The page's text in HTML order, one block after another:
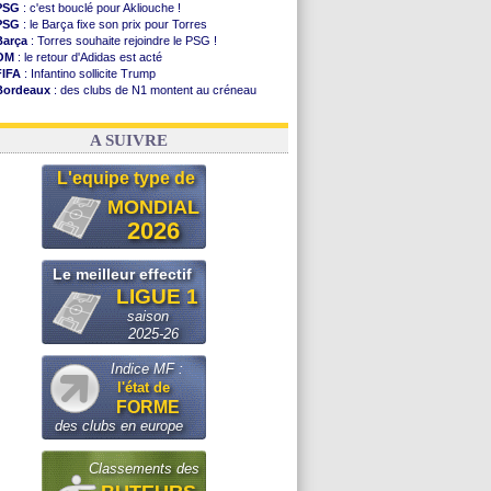
: c'est bouclé pour Akliouche !
: le Barça fixe son prix pour Torres
: Torres souhaite rejoindre le PSG !
: le retour d'Adidas est acté
: Infantino sollicite Trump
: des clubs de N1 montent au créneau
: le démenti de Leipzig pour Diomandé
A SUIVRE
L'equipe type de
MONDIAL
2026
Le meilleur effectif
LIGUE 1
saison
2025-26
Indice MF :
l'état de
FORME
des clubs en europe
Classements des